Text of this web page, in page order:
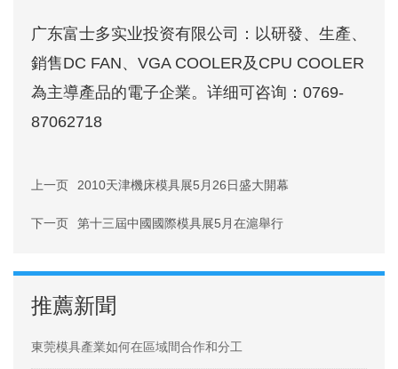
广东富士多实业投资有限公司
：以研發、生產、
銷售DC FAN、VGA COOLER及CPU COOLER
為主導產品的電子企業。详细可咨询： 0769-
87062718
上一页 2010天津機床模具展5月26日盛大開幕
下一页 第十三屆中國國際模具展5月在滬舉行
推薦新聞
東莞模具產業如何在區域間合作和分工